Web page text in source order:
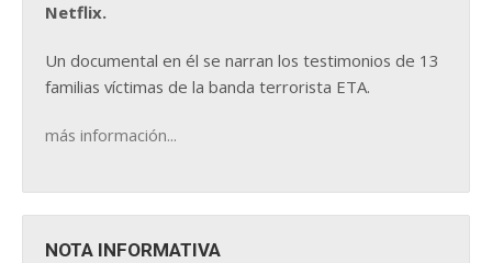
Netflix.
Un documental en él se narran los testimonios de 13
familias víctimas de la banda terrorista ETA.
más información...
NOTA INFORMATIVA